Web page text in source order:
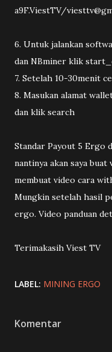
a9F.ViestTV/
6. Untuk jalankan
dan NBminer klik
7. Setelah 10-30menit
8. Masukan alamat
dan klik search
Standar Payout 5 Ergo
nantinya akan saya
membuat video cara
Mungkin setelah hasil
ergo. Video panduan
Terimakasih Viest TV
LABEL: MINING ERGO
Komentar